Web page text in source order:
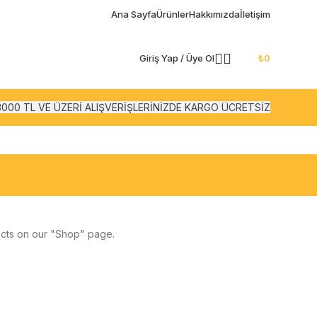
Ana SayfaÜrünlerHakkımızdaİletişim
Giriş Yap / Üye Ol ₺0
TL VE ÜZERİ ALIŞVERİŞLERİNİZDE KARGO ÜCRETSİZ
on our "Shop" page.